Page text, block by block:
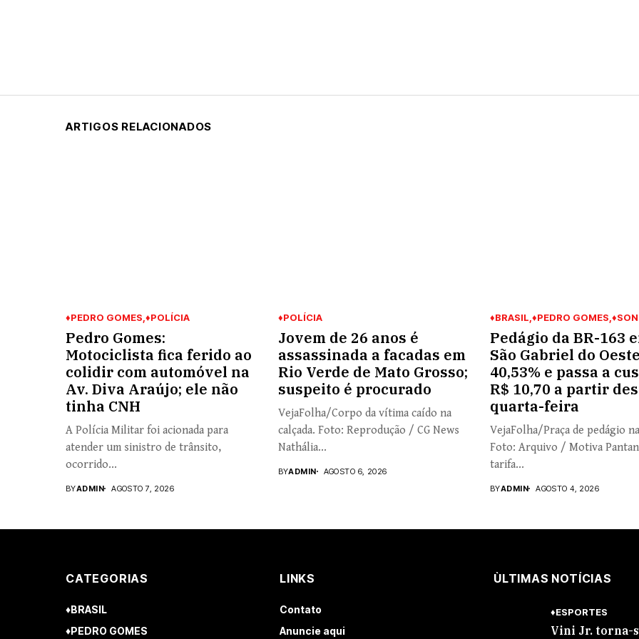
ARTIGOS RELACIONADOS
♦PEDRO GOMES ♦POLÍCIA
Pedro Gomes:
Motociclista fica ferido ao
colidir com automóvel na
Av. Diva Araújo; ele não
tinha CNH
A Polícia Militar foi acionada para
atender um sinistro de trânsito,
ocorrido...
BYADMIN AGOSTO 7, 2026
♦POLÍCIA
Jovem de 26 anos é
assassinada a facadas em
Rio Verde de Mato Grosso;
suspeito é procurado
VejaFolha/Corpo da vítima caído na
calçada. Foto: Reprodução / CG News
Nathália...
BYADMIN AGOSTO 6, 2026
♦BRASIL ♦PEDRO GOMES
Pedágio da BR-163
São Gabriel do
40,53% e passa a
R$ 10,70 a partir
quarta-feira
VejaFolha/Praça de pedágio
Foto: Arquivo / Motiva
tarifa...
BYADMIN AGOSTO 4, 2026
CATEGORIAS
♦BRASIL
♦PEDRO GOMES
LINKS
Contato
Anuncie aqui
ÙLTIMAS NOTÍCIAS
♦ESPORTES
Vini Jr. torna-